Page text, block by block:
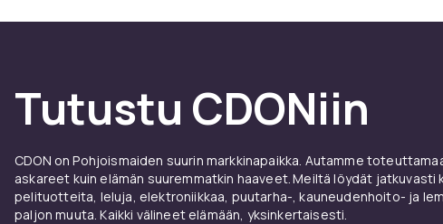
Tutustu CDONiin
CDON on Pohjoismaiden suurin markkinapaikka. Autamme
askareet kuin elämän suuremmatkin haaveet. Meiltä löydät jatkuvasti
pelituotteita, leluja, elektroniikkaa, puutarha-, kauneudenhoito- ja
paljon muuta. Kaikki välineet elämään, yksinkertaisesti.